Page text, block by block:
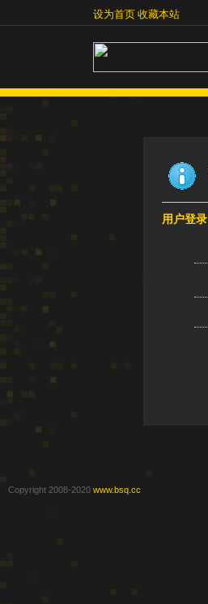
收藏本站设为首页收藏本站
用户登录
Copyright 2008-2020 www.bsq.cc